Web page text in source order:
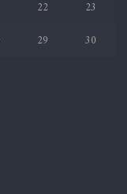
22
23
29 30